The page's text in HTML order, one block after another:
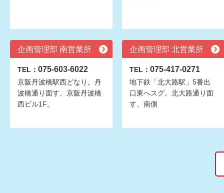
企画管理部 南営業所
TEL： 075-603-6022
京阪丹波橋駅西どなり。丹
波橋通り面す。京阪丹波橋
西ビル1F。
企画管理部 北営業所
TEL： 075-417-0271
地下鉄「北大路駅」5番出
口東へスグ。北大路通り面
す、南側